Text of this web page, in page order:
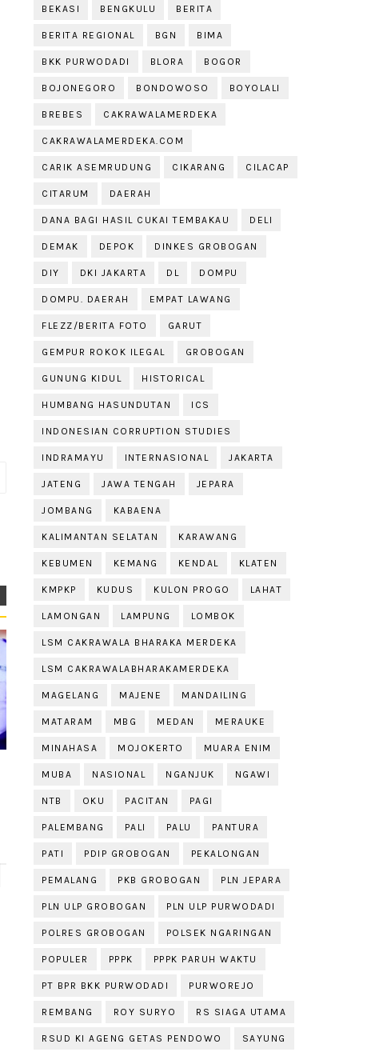
BEKASI BENGKULU BERITA
BERITA REGIONAL BGN BIMA
BKK PURWODADI BLORA BOGOR
BOJONEGORO BONDOWOSO BOYOLALI
BREBES CAKRAWALAMERDEKA
CAKRAWALAMERDEKA.COM
CARIK ASEMRUDUNG CIKARANG CILACAP
CITARUM DAERAH
DANA BAGI HASIL CUKAI TEMBAKAU DELI
DEMAK DEPOK DINKES GROBOGAN
DIY DKI JAKARTA DL DOMPU
DOMPU. DAERAH EMPAT LAWANG
FLEZZ/BERITA FOTO GARUT
GEMPUR ROKOK ILEGAL GROBOGAN
GUNUNG KIDUL HISTORICAL
HUMBANG HASUNDUTAN ICS
INDONESIAN CORRUPTION STUDIES
INDRAMAYU INTERNASIONAL JAKARTA
JATENG JAWA TENGAH JEPARA
JOMBANG KABAENA
KALIMANTAN SELATAN KARAWANG
KEBUMEN KEMANG KENDAL KLATEN
KMPKP KUDUS KULON PROGO LAHAT
LAMONGAN LAMPUNG LOMBOK
LSM CAKRAWALA BHARAKA MERDEKA
LSM CAKRAWALABHARAKAMERDEKA
MAGELANG MAJENE MANDAILING
MATARAM MBG MEDAN MERAUKE
MINAHASA MOJOKERTO MUARA ENIM
MUBA NASIONAL NGANJUK NGAWI
NTB OKU PACITAN PAGI
PALEMBANG PALI PALU PANTURA
PATI PDIP GROBOGAN PEKALONGAN
PEMALANG PKB GROBOGAN PLN JEPARA
PLN ULP GROBOGAN PLN ULP PURWODADI
POLRES GROBOGAN POLSEK NGARINGAN
POPULER PPPK PPPK PARUH WAKTU
PT BPR BKK PURWODADI PURWOREJO
REMBANG ROY SURYO RS SIAGA UTAMA
RSUD KI AGENG GETAS PENDOWO SAYUNG